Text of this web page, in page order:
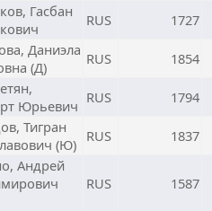
Гасбан
RUS 1727
Даниэла
(Д)
RUS 1854
Юрьевич RUS 1794
Тигран
(Ю)
RUS 1837
Андрей
RUS 1587